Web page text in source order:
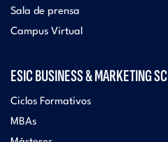
Sala de prensa
Campus Virtual
ESIC BUSINESS & MARKETING
Ciclos Formativos
MBAs